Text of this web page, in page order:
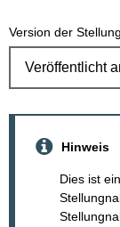
Version der
Hinweis
Dies ist